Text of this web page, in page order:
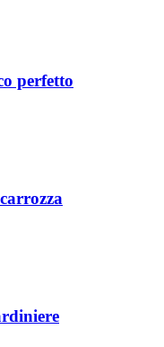
perfetto